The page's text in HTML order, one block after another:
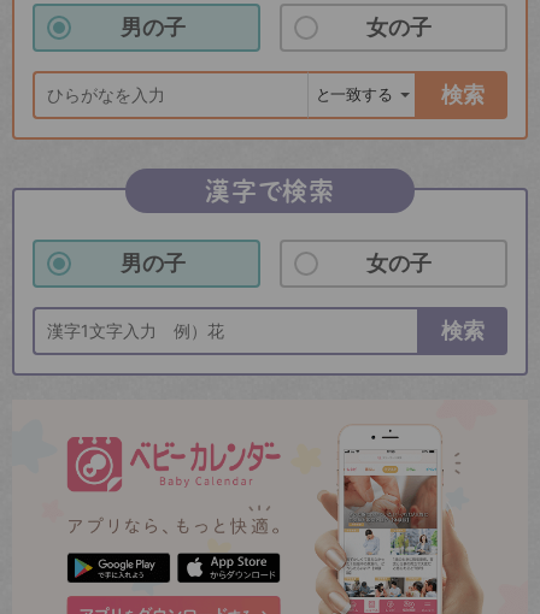
男の子 女の子
検索
漢字で検索
男の子 女の子
検索